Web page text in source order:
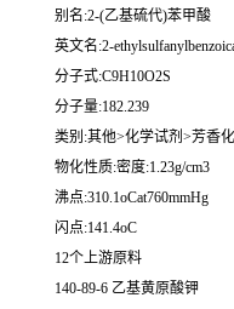
别名:2-(乙基硫代)苯甲酸
英文名:2-
分子式:C9H10O2S
分子量:182.239
类别:其他>化学试剂>芳香
物化性质:密度:1.23g/cm3
沸点:310.1oCat760mmHg
闪点:141.4oC
12个上游原料
140-89-6 乙基黄原酸钾